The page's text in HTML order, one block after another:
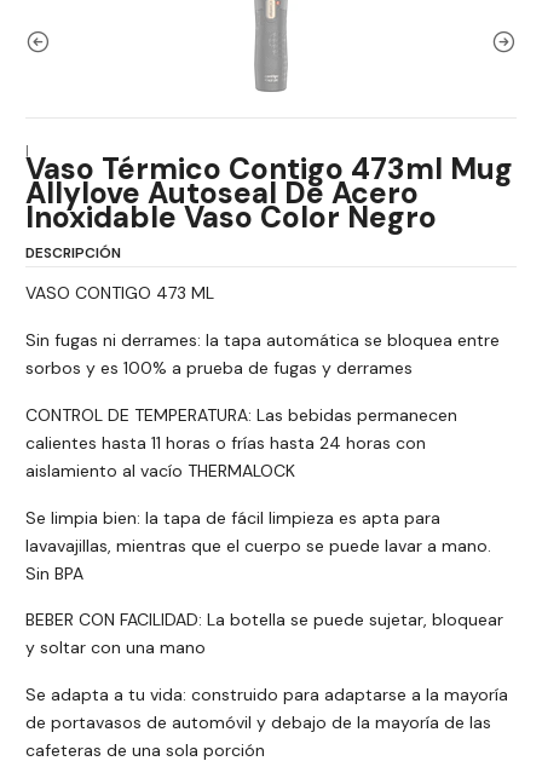
|Vaso Térmico Contigo 473ml Mug
Allylove Autoseal De Acero
Inoxidable Vaso Color Negro
DESCRIPCIÓN
VASO CONTIGO 473 ML
Sin fugas ni derrames: la tapa automática se bloquea entre
sorbos y es 100% a prueba de fugas y derrames
CONTROL DE TEMPERATURA: Las bebidas permanecen
calientes hasta 11 horas o frías hasta 24 horas con
aislamiento al vacío THERMALOCK
Se limpia bien: la tapa de fácil limpieza es apta para
lavavajillas, mientras que el cuerpo se puede lavar a mano.
Sin BPA
BEBER CON FACILIDAD: La botella se puede sujetar, bloquear
y soltar con una mano
Se adapta a tu vida: construido para adaptarse a la mayoría
de portavasos de automóvil y debajo de la mayoría de las
cafeteras de una sola porción